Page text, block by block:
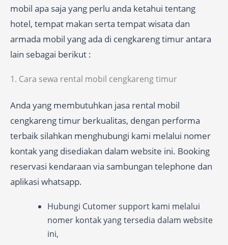
mobil apa saja yang perlu anda ketahui tentang
hotel, tempat makan serta tempat wisata dan
armada mobil yang ada di cengkareng timur antara
lain sebagai berikut :
1. Cara sewa rental mobil cengkareng timur
Anda yang membutuhkan jasa rental mobil
cengkareng timur berkualitas, dengan performa
terbaik silahkan menghubungi kami melalui nomer
kontak yang disediakan dalam website ini. Booking
reservasi kendaraan via sambungan telephone dan
aplikasi whatsapp.
Hubungi Cutomer support kami melalui
nomer kontak yang tersedia dalam website
ini,